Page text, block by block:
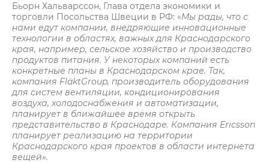
Бьорн Хальварссон, Глава отдела экономики и
торговли Посольства Швеции в РФ: «Мы рады, что с
нами едут компании, внедряющие инновационные
технологии в областях, важных для Краснодарского
края, например, сельское хозяйство и производство
продуктов питания. У некоторых компаний есть
конкретные планы в Краснодарском крае. Так,
компания FläktGroup, производитель оборудования
для систем вентиляции, кондиционирования
воздуха, холодоснабжения и автоматизации,
планирует в ближайшее время открыть
представительство в Краснодаре. Компания Ericsson
планирует реализацию на территории
Краснодарского края проектов в области интернета
вещей».